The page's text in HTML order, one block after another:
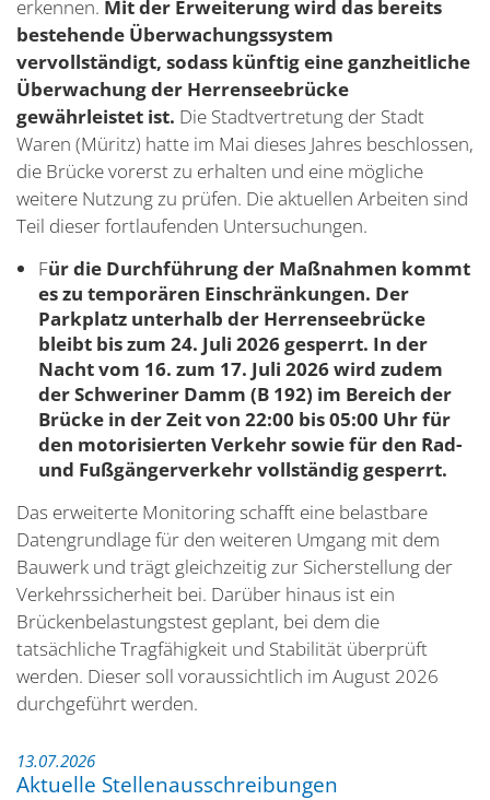
erkennen. Mit der Erweiterung wird das bereits
bestehende Überwachungssystem
vervollständigt, sodass künftig eine ganzheitliche
Überwachung der Herrenseebrücke
gewährleistet ist. Die Stadtvertretung der Stadt
Waren (Müritz) hatte im Mai dieses Jahres beschlossen,
die Brücke vorerst zu erhalten und eine mögliche
weitere Nutzung zu prüfen. Die aktuellen Arbeiten sind
Teil dieser fortlaufenden Untersuchungen.
Für die Durchführung der Maßnahmen kommt
es zu temporären Einschränkungen. Der
Parkplatz unterhalb der Herrenseebrücke
bleibt bis zum 24. Juli 2026 gesperrt. In der
Nacht vom 16. zum 17. Juli 2026 wird zudem
der Schweriner Damm (B 192) im Bereich der
Brücke in der Zeit von 22:00 bis 05:00 Uhr für
den motorisierten Verkehr sowie für den Rad-
und Fußgängerverkehr vollständig gesperrt.
Das erweiterte Monitoring schafft eine belastbare
Datengrundlage für den weiteren Umgang mit dem
Bauwerk und trägt gleichzeitig zur Sicherstellung der
Verkehrssicherheit bei. Darüber hinaus ist ein
Brückenbelastungstest geplant, bei dem die
tatsächliche Tragfähigkeit und Stabilität überprüft
werden. Dieser soll voraussichtlich im August 2026
durchgeführt werden.
13.07.2026
Aktuelle Stellenausschreibungen